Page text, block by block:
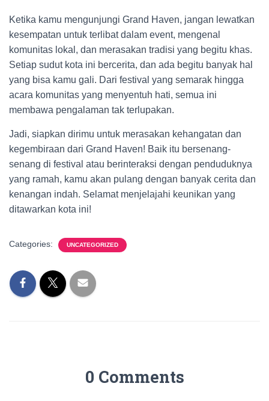
Ketika kamu mengunjungi Grand Haven, jangan lewatkan
kesempatan untuk terlibat dalam event, mengenal
komunitas lokal, dan merasakan tradisi yang begitu khas.
Setiap sudut kota ini bercerita, dan ada begitu banyak hal
yang bisa kamu gali. Dari festival yang semarak hingga
acara komunitas yang menyentuh hati, semua ini
membawa pengalaman tak terlupakan.
Jadi, siapkan dirimu untuk merasakan kehangatan dan
kegembiraan dari Grand Haven! Baik itu bersenang-
senang di festival atau berinteraksi dengan penduduknya
yang ramah, kamu akan pulang dengan banyak cerita dan
kenangan indah. Selamat menjelajahi keunikan yang
ditawarkan kota ini!
Categories: UNCATEGORIZED
0 Comments